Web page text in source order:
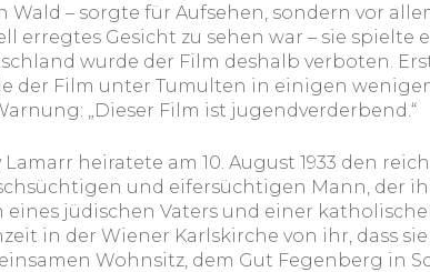
Wald – sorgte für Aufsehen, sondern vor
erregtes Gesicht zu sehen war – sie
wurde der Film deshalb verboten.
der Film unter Tumulten in einigen
„Dieser Film ist jugendverderbend.“
Lamarr heiratete am 10. August 1933 den
und eifersüchtigen Mann, der
eines jüdischen Vaters und einer
in der Wiener Karlskirche von ihr, dass
Wohnsitz, dem Gut Fegenberg in